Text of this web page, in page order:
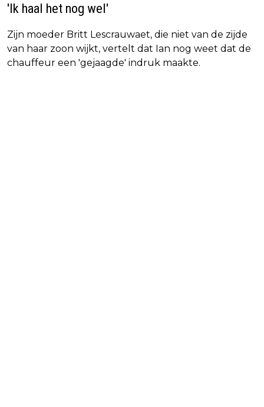
'Ik haal het nog wel'
Zijn moeder Britt Lescrauwaet, die niet van de zijde
van haar zoon wijkt, vertelt dat Ian nog weet dat de
chauffeur een 'gejaagde' indruk maakte.